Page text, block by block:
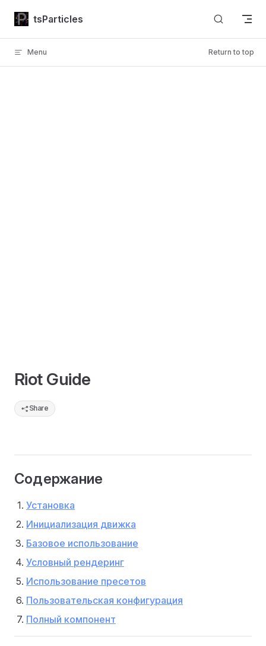
Skip to content
tsParticles
Menu Return to top
Riot Guide
Share
Содержание
Установка
Инициализация движка
Базовое использование
Условный рендеринг
Использование пресетов
Пользовательская конфигурация
Полный компонент